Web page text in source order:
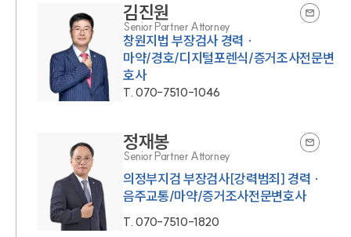
김진원
Senior Partner Attorney
창원지법 부장검사 경력 ·
마약/경호/디지털포렌식/증거조사전문변
호사
T.070-7510-1046
정재봉
Senior Partner Attorney
의정부지검 부장검사[강력범죄] 경력 ·
음주교통/마약/증거조사전문변호사
T.070-7510-1820